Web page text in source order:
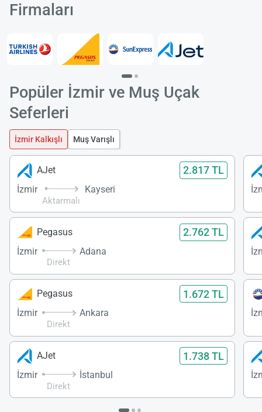
Firmaları
Popüler İzmir ve Muş Uçak
Seferleri
İzmir Kalkışlı Muş Varışlı
AJet 2.817 TL
İzmir
Aktarmalı
Kayseri
Pegasus 2.762 TL
İzmir
Direkt
Adana
Pegasus 1.672 TL
İzmir
Direkt
Ankara
AJet 1.738 TL
İzmir
Direkt
İstanbul